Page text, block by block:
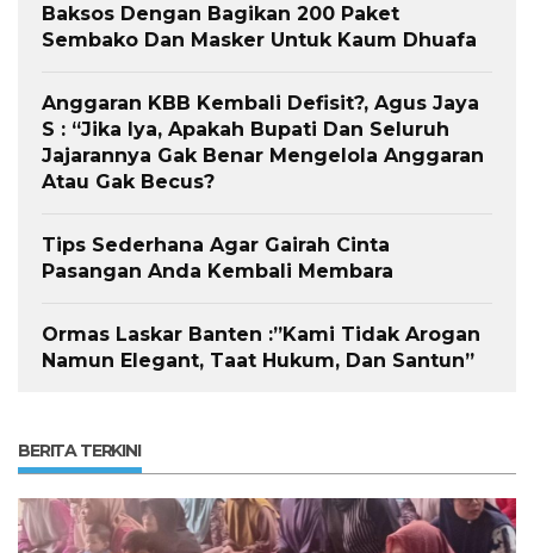
Baksos Dengan Bagikan 200 Paket
Sembako Dan Masker Untuk Kaum Dhuafa
Anggaran KBB Kembali Defisit?, Agus Jaya
S : “Jika Iya, Apakah Bupati Dan Seluruh
Jajarannya Gak Benar Mengelola Anggaran
Atau Gak Becus?
Tips Sederhana Agar Gairah Cinta
Pasangan Anda Kembali Membara
Ormas Laskar Banten :”Kami Tidak Arogan
Namun Elegant, Taat Hukum, Dan Santun”
BERITA TERKINI